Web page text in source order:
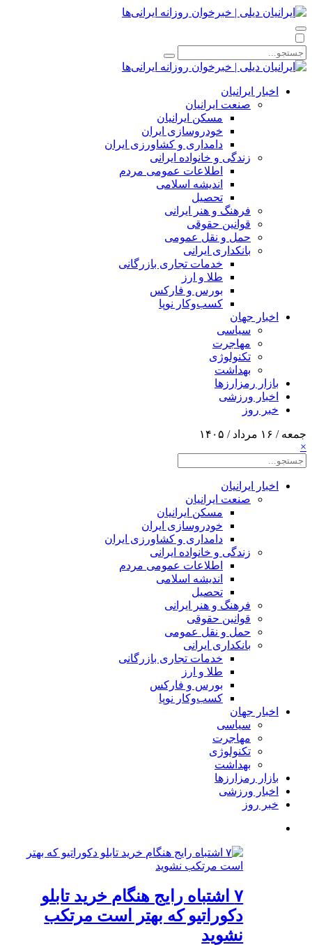
اخبار ایرانیان
صنعت ایرانیان
مسکن ایرانیان
خودروسازی ایران
دامداری و کشاورزی ایران
زندگی و خانواده ایرانی
اطلاعات عمومی مردم
اندیشه اسلامی
تحصیل
فرهنگ و هنر ایرانی
قوانین حقوقی
حمل و نقل عمومی
بانکداری ایرانی
خدمات تجاری بازرگانی
طلا و ارز
بورس و فارکس
کسب‌وکار نوپا
اخبار جهان
سیاسی
مهاجرت
تکنولوژی
بهداشت
بازار رمزارزها
اخبار ورزشی
خبر روز
جمعه / ۱۶ مرداد / ۱۴۰۵
×
اخبار ایرانیان
صنعت ایرانیان
مسکن ایرانیان
خودروسازی ایران
دامداری و کشاورزی ایران
زندگی و خانواده ایرانی
اطلاعات عمومی مردم
اندیشه اسلامی
تحصیل
فرهنگ و هنر ایرانی
قوانین حقوقی
حمل و نقل عمومی
بانکداری ایرانی
خدمات تجاری بازرگانی
طلا و ارز
بورس و فارکس
کسب‌وکار نوپا
اخبار جهان
سیاسی
مهاجرت
تکنولوژی
بهداشت
بازار رمزارزها
اخبار ورزشی
خبر روز
۷ اشتباه رایج هنگام خرید تابلو
دکوراتیو که بهتر است مرتکب
نشوید